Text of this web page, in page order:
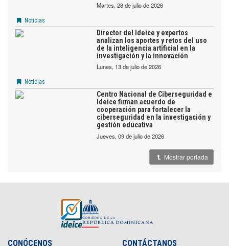
martes, 28 de julio de 2026
Noticias
Director del Ideice y expertos
analizan los aportes y retos del uso
de la inteligencia artificial en la
investigación y la innovación
lunes, 13 de julio de 2026
Noticias
Centro Nacional de Ciberseguridad e
Ideice firman acuerdo de
cooperación para fortalecer la
ciberseguridad en la investigación y
gestión educativa
jueves, 09 de julio de 2026
Mostrar portada
CONÓCENOS CONTÁCTANOS